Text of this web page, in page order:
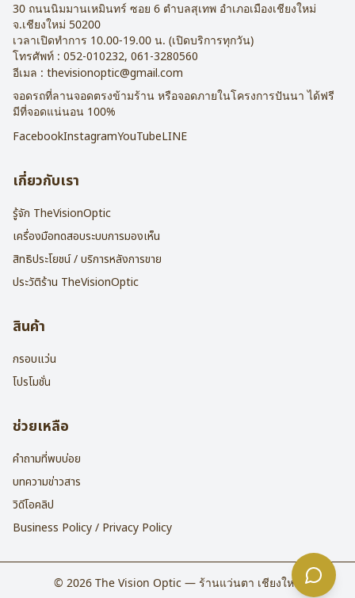
30 ถนนนิมมานเหมินทร์ ซอย 6 ตำบลสุเทพ อำเภอเมืองเชียงใหม่
จ.เชียงใหม่ 50200
เวลาเปิดทำการ 10.00-19.00 น. (เปิดบริการทุกวัน)
โทรศัพท์ : 052-010232, 061-3280560
อีเมล : thevisionoptic@gmail.com
จอดรถที่ลานจอดตรงข้ามร้าน หรือจอดภายในโครงการปันนา ได้ฟรี
มีที่จอดแน่นอน 100%
FacebookInstagramYouTubeLINE
เกี่ยวกับเรา
รู้จัก TheVisionOptic
เครื่องมือทดสอบระบบการมองเห็น
สิทธิประโยชน์ / บริการหลังการขาย
ประวัติร้าน TheVisionOptic
สินค้า
กรอบแว่น
โปรโมชั่น
ช่วยเหลือ
คำถามที่พบบ่อย
บทความข่าวสาร
วิดีโอคลิป
Business Policy / Privacy Policy
© 2026 The Vision Optic — ร้านแว่นตา เชียงใหม่